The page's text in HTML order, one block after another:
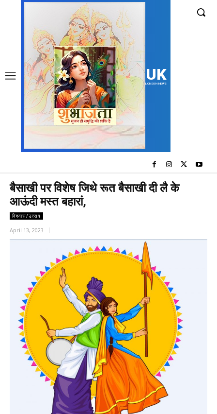
UK
LONDON NEWS
बैसाखी पर विशेष जिथे रूत बैसाखी दी लै के
आऊंदी मस्त बहारां,
विश्वास/उत्सव
April 13, 2023